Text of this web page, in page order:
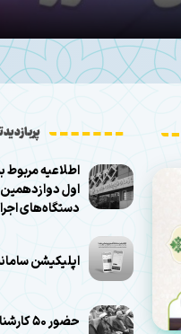
اطلاعیه
اول
دستگاه‌های
اپلیکیشن
حضور